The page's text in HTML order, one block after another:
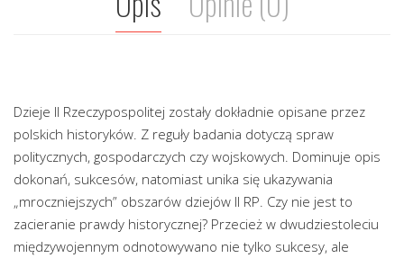
Dzieje II Rzeczypospolitej zostały dokładnie opisane przez
polskich historyków. Z reguły badania dotyczą spraw
politycznych, gospodarczych czy wojskowych. Dominuje opis
dokonań, sukcesów, natomiast unika się ukazywania
„mroczniejszych” obszarów dziejów II RP. Czy nie jest to
zacieranie prawdy historycznej? Przecież w dwudziestoleciu
międzywojennym odnotowywano nie tylko sukcesy, ale